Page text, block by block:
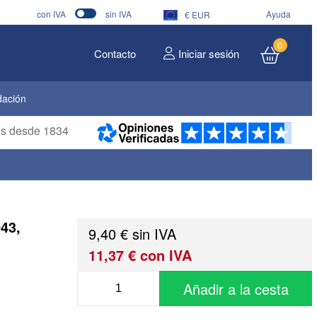
con IVA sin IVA € EUR Ayuda
Contacto Iniciar sesión
0
desde 1834
9,40 € sin IVA
11,37 € con IVA
Añadir a la cesta